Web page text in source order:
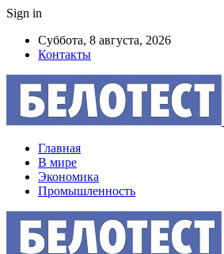
Sign in
Суббота, 8 августа, 2026
Контакты
Главная
В мире
Экономика
Промышленность